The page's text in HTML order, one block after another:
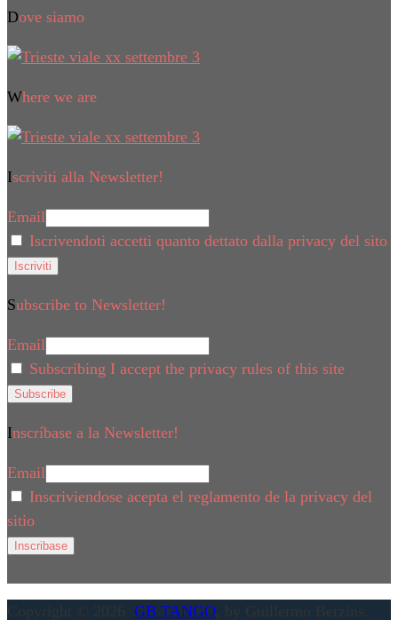
Dove siamo
Where we are
Iscriviti alla Newsletter!
Email
Iscrivendoti accetti quanto dettato dalla privacy del sito
Subscribe to Newsletter!
Email
Subscribing I accept the privacy rules of this site
Inscríbase a la Newsletter!
Email
Inscriviendose acepta el reglamento de la privacy del
sitio
Copyright © 2026 GB TANGO , by Guillermo Berzins.